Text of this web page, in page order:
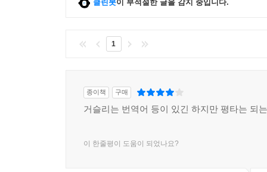
클린봇이 부적절한 글을 감지 중입니다.
1
종이책 구매
거슬리는 번역어 등이 있긴 하지만 평타는 되
이 한줄평이 도움이 되었나요?